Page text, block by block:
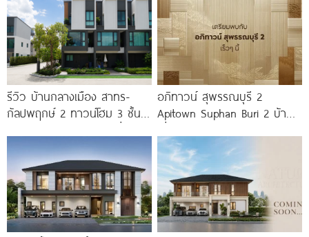
รีวิว บ้านกลางเมือง สาทร-
กัลปพฤกษ์ 2 ทาวน์โฮม 3 ชั้น
สาทร เพียง
อภิทาวน์ สุพรรณบุรี 2
Apitown Suphan Buri 2 บ้าน
AP ทำเลตรงข้าม